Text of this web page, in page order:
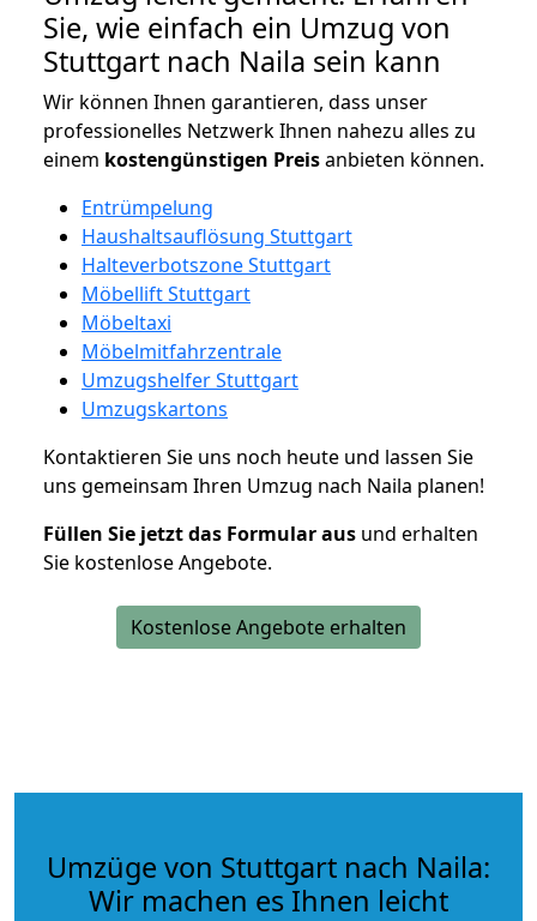
Sie, wie einfach ein Umzug von
Stuttgart nach Naila sein kann
Wir können Ihnen garantieren, dass unser
professionelles Netzwerk Ihnen nahezu alles zu
einem kostengünstigen Preisanbieten können.
Entrümpelung
Haushaltsauflösung Stuttgart
Halteverbotszone Stuttgart
Möbellift Stuttgart
Möbeltaxi
Möbelmitfahrzentrale
Umzugshelfer Stuttgart
Umzugskartons
Kontaktieren Sie uns noch heute und lassen Sie
uns gemeinsam Ihren Umzug nach Naila planen!
Füllen Sie jetzt das Formular aus und erhalten
Sie kostenlose Angebote.
Kostenlose Angebote erhalten
Umzüge von Stuttgart nach Naila:
Wir machen es Ihnen leicht